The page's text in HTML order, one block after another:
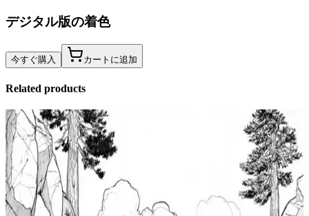
デジタル版の着色
今すぐ購入 カートに追加
Related products
Add to wishlist
タイドプールの塗り絵、子供向けの高度な無料印
刷用塗り絵ページ、タイドプールの不思議なアー
トが待っています、リラクゼーションカラーブッ
ク、ティーン向けの海洋生物の塗り絵ページ
$ 0.99